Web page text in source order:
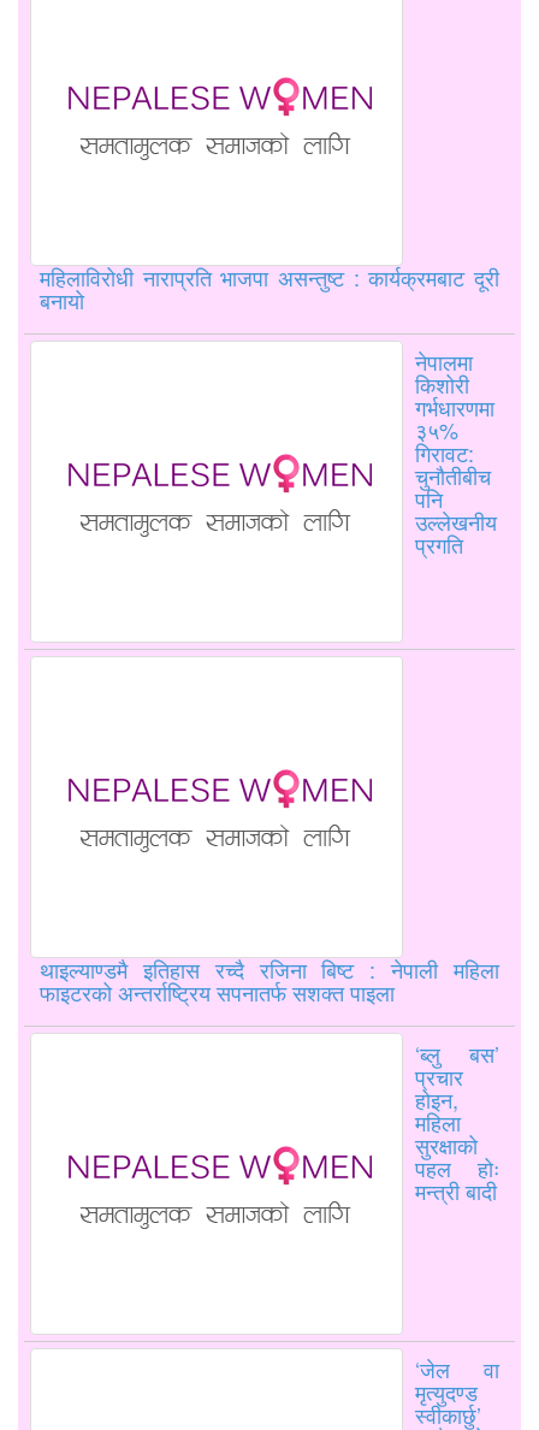
महिलाविरोधी नाराप्रति भाजपा असन्तुष्ट : कार्यक्रमबाट दूरी
बनायो
नेपालमा
किशोरी
गर्भधारणमा
३५%
गिरावट:
चुनौतीबीच
पनि
उल्लेखनीय
प्रगति
थाइल्याण्डमै इतिहास रच्दै रजिना बिष्ट : नेपाली महिला
फाइटरको अन्तर्राष्ट्रिय सपनातर्फ सशक्त पाइला
‘ब्लु बस’
प्रचार
होइन,
महिला
सुरक्षाको
पहल होः
मन्त्री बादी
‘जेल वा
मृत्युदण्ड
स्वीकार्छु’